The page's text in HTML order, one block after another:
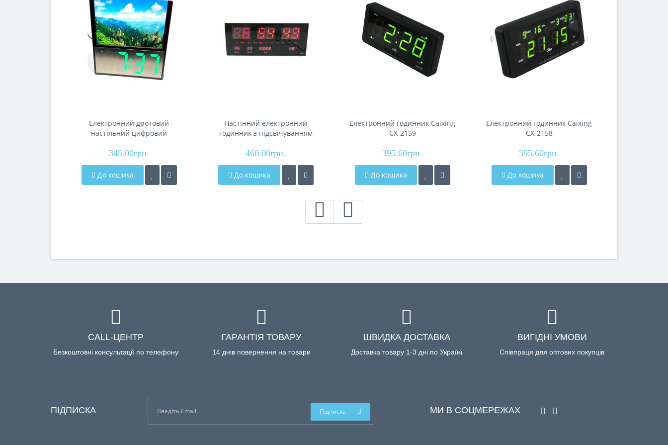
Електронний дротовий
настільний цифровий
фоторамкою, зелене
345.00грн.
До кошика
Настінний електронний
годинник з підсвічуванням
460.00грн.
До кошика
Електронний годинник Caixing
СХ-2159
395.60грн.
До кошика
Електронний годинник Caixing
СХ-2158
395.60грн.
До кошика
CALL-ЦЕНТР
Безкоштовні консультації по телефону
ГАРАНТІЯ ТОВАРУ
14 днів повернення на товари
ШВИДКА ДОСТАВКА
Доставка товару 1-3 дні по Україні
ВИГІДНІ УМОВИ
Співпраця для оптових покупців
ПІДПИСКА Підписка МИ В СОЦМЕРЕЖАХ